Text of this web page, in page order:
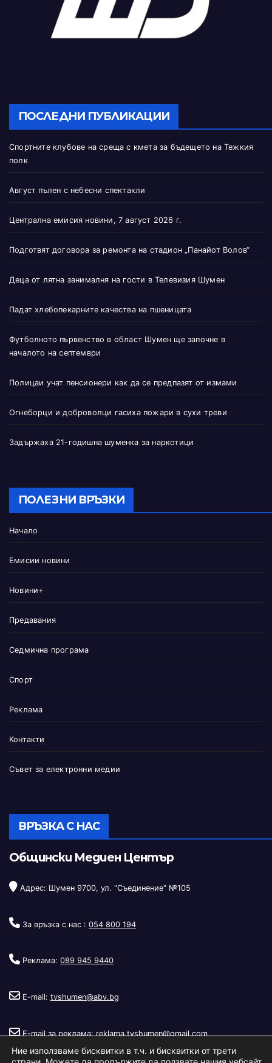
ПОСЛЕДНИ ПУБЛИКАЦИИ
Спортните клубове на среща с кмета за бъдещето на Тежкия
полк
Август пълен с небесни спектакли
Централна емисия новини, 7 август 2026 г.
Подготвят договора за ремонта на стадион „Панайот Волов“
Деца от лятна занималня на гости в Телевизия Шумен
Падат хлебопекарните качества на пшеницата
Футболното първенство в област Шумен ще започне в
началото на септември
Полицаи учат пенсионери как да се предпазят от измами
Огнеборци и доброволци гасиха пожари в сухи треви
Задържаха 21-годишна шуменка за наркотици
ПОЛЕЗНИ ВРЪЗКИ
Начало
Емисии новини
Новини+
Предавания
Седмична програма
Спорт
Реклама
Контакти
Съвет за електронни медии
ВРЪЗКА С НАС
Общински Медиен Център
Адрес: Шумен 9700, ул. "Съединение" №105
За връзка с нас : 054 800 194
Реклама: 089 945 9440
E-mail: tvshumen@abv.bg
E-mail за реклама: reklama.tvshumen@gmail.com
Ние използваме бисквитки в т.ч. и бисквитки от трети